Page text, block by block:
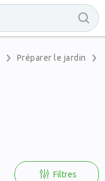
Préparer le jardin
Filtres